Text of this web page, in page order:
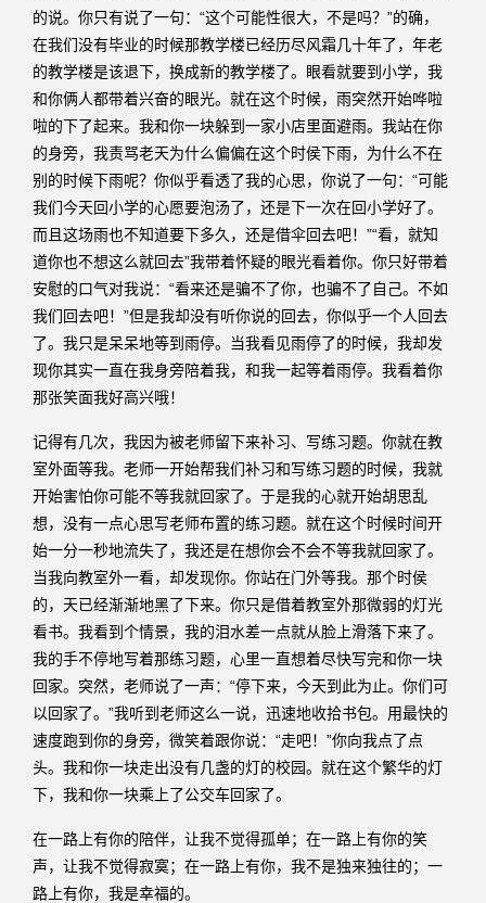
的说。你只有说了一句：“这个可能性很大，不是吗？”的确，
在我们没有毕业的时候那教学楼已经历尽风霜几十年了，年老
的教学楼是该退下，换成新的教学楼了。眼看就要到小学，我
和你俩人都带着兴奋的眼光。就在这个时候，雨突然开始哗啦
啦的下了起来。我和你一块躲到一家小店里面避雨。我站在你
的身旁，我责骂老天为什么偏偏在这个时侯下雨，为什么不在
别的时候下雨呢？你似乎看透了我的心思，你说了一句：“可能
我们今天回小学的心愿要泡汤了，还是下一次在回小学好了。
而且这场雨也不知道要下多久，还是借伞回去吧！”“看，就知
道你也不想这么就回去”我带着怀疑的眼光看着你。你只好带着
安慰的口气对我说：“看来还是骗不了你，也骗不了自己。不如
我们回去吧！”但是我却没有听你说的回去，你似乎一个人回去
了。我只是呆呆地等到雨停。当我看见雨停了的时候，我却发
现你其实一直在我身旁陪着我，和我一起等着雨停。我看着你
那张笑面我好高兴哦！
记得有几次，我因为被老师留下来补习、写练习题。你就在教
室外面等我。老师一开始帮我们补习和写练习题的时候，我就
开始害怕你可能不等我就回家了。于是我的心就开始胡思乱
想，没有一点心思写老师布置的练习题。就在这个时候时间开
始一分一秒地流失了，我还是在想你会不会不等我就回家了。
当我向教室外一看，却发现你。你站在门外等我。那个时侯
的，天已经渐渐地黑了下来。你只是借着教室外那微弱的灯光
看书。我看到个情景，我的泪水差一点就从脸上滑落下来了。
我的手不停地写着那练习题，心里一直想着尽快写完和你一块
回家。突然，老师说了一声：“停下来，今天到此为止。你们可
以回家了。”我听到老师这么一说，迅速地收拾书包。用最快的
速度跑到你的身旁，微笑着跟你说：“走吧！”你向我点了点
头。我和你一块走出没有几盏的灯的校园。就在这个繁华的灯
下，我和你一块乘上了公交车回家了。
在一路上有你的陪伴，让我不觉得孤单；在一路上有你的笑
声，让我不觉得寂寞；在一路上有你，我不是独来独往的；一
路上有你，我是幸福的。